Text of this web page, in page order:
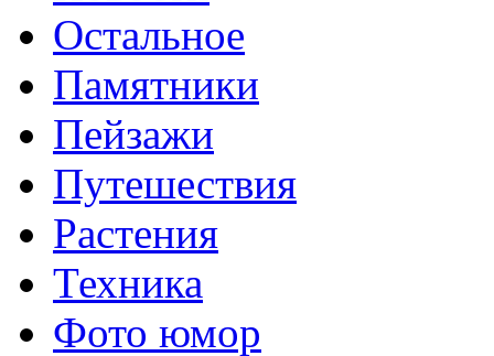
Остальное
Памятники
Пейзажи
Путешествия
Растения
Техника
Фото юмор